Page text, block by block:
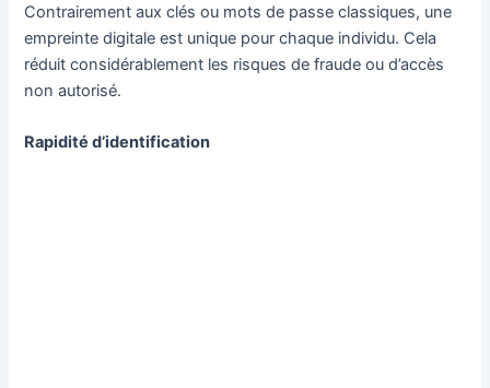
Contrairement aux clés ou mots de passe classiques, une
empreinte digitale est unique pour chaque individu. Cela
réduit considérablement les risques de fraude ou d’accès
non autorisé.
Rapidité d’identification